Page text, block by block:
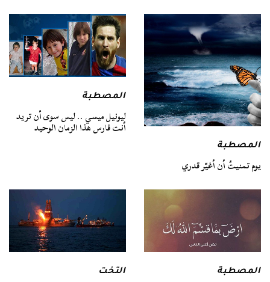
المصطبة
يوم تمنيتُ أن أغيّر قدري
المصطبة
ليونيل ميسي .. ليس سوى أن تريد
أنت فارس هذا الزمان الوحيد
المصطبة التخت